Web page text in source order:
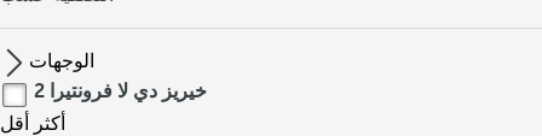
الوجهات
خيريز دي لا فرونتيرا 2
أكثر
أقل